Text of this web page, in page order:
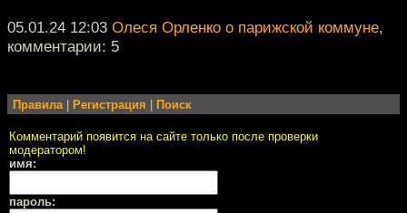
05.01.24 12:03 Олеся Орленко о парижской коммуне,
комментарии: 5
Правила| Регистрация Поиск
Комментарий появится на сайте только после проверки
модератором!
имя:
пароль: